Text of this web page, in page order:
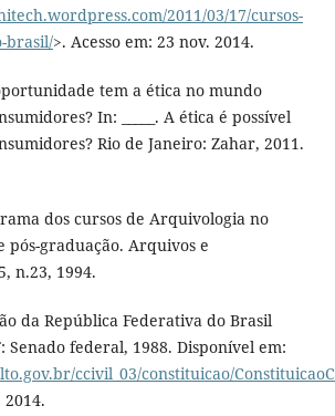
2011/03/17/cursos-
brasil/>. Acesso em: 23 nov. 2014.
tem a ética no mundo
In: _____. A ética é possível
Rio de Janeiro: Zahar, 2011.
dos cursos de Arquivologia no
pós-graduação. Arquivos e
n.23, 1994.
da República Federativa do Brasil
Senado federal, 1988. Disponível em:
ccivil_03/constituicao/
2014.